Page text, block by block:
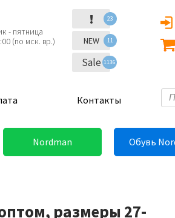
- пятница
(по мск. вр.)
! 23
NEW 11
Sale 1136
Контакты
Nordman Обувь
размеры 27-